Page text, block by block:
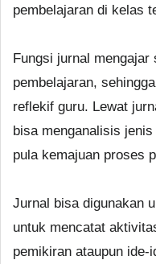
pembelajaran di kelas
Fungsi jurnal
pembelajaran,
reflekif guru. Lewat
bisa menganalisis
pula kemajuan proses
Jurnal bisa digunakan
untuk mencatat
pemikiran ataupun ide-